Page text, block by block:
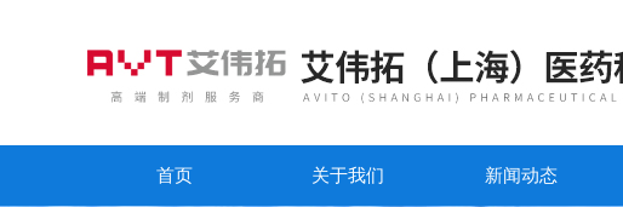
首页 关于我们 新闻动态